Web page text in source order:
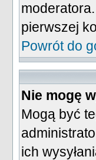
pierwszej
Powrót do
Nie mogę
Mogą być
ich